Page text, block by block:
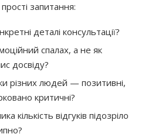
запитання:
деталі консультації?
спалах, а не як
досвіду?
різних людей — позитивні,
критичні?
кількість відгуків підозріло